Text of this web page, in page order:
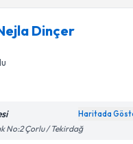
Dinçer
Haritada
No:2 Çorlu / Tekirdağ